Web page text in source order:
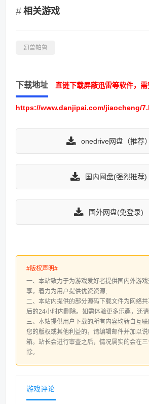
相关游戏
幻兽帕鲁
下载地址 直链下载屏蔽迅雷等软件，
https://www.danjipai.com/jiaocheng/
onedrive网盘（推荐）
国内网盘(强烈推荐)
国外网盘(免登录)
#版权声明#
一、本站致力于为游戏爱好者提供国内外游
享，着力为用户提供优资资源;
二、本站内提供的部分源码下载文件为网络
后的24小时内删除。如需体验更多乐趣，还
三、本站提供用户下载的所有内容均转自互
您的版权或其他利益的，请编辑邮件并加以
箱。站长会进行审查之后，情况属实的会在
除。
游戏评论